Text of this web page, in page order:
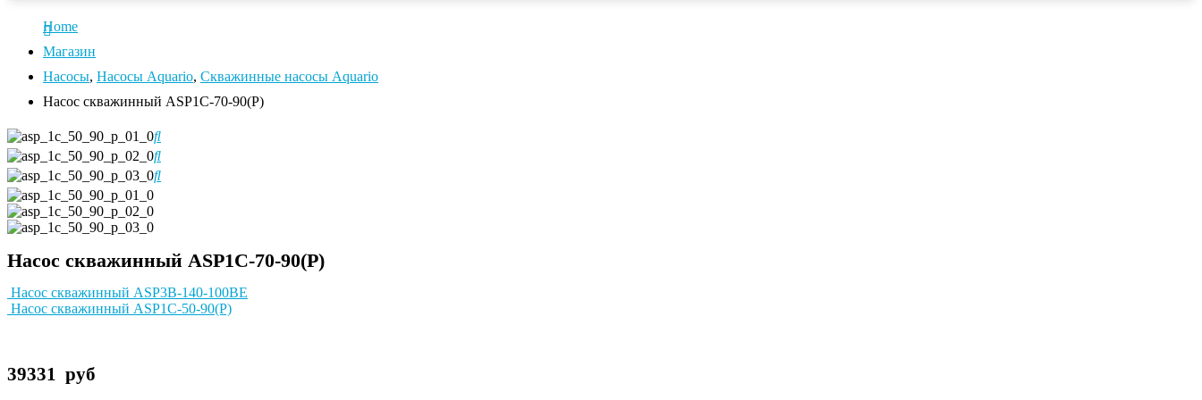
Home
Магазин
Насосы, Насосы Aquario, Скважинные насосы Aquario
Насос скважинный ASP1С-70-90(P)
Насос скважинный ASP1С-70-90(P)
Насос скважинный ASP3B-140-100BE
Насос скважинный ASP1С-50-90(P)
39331 руб